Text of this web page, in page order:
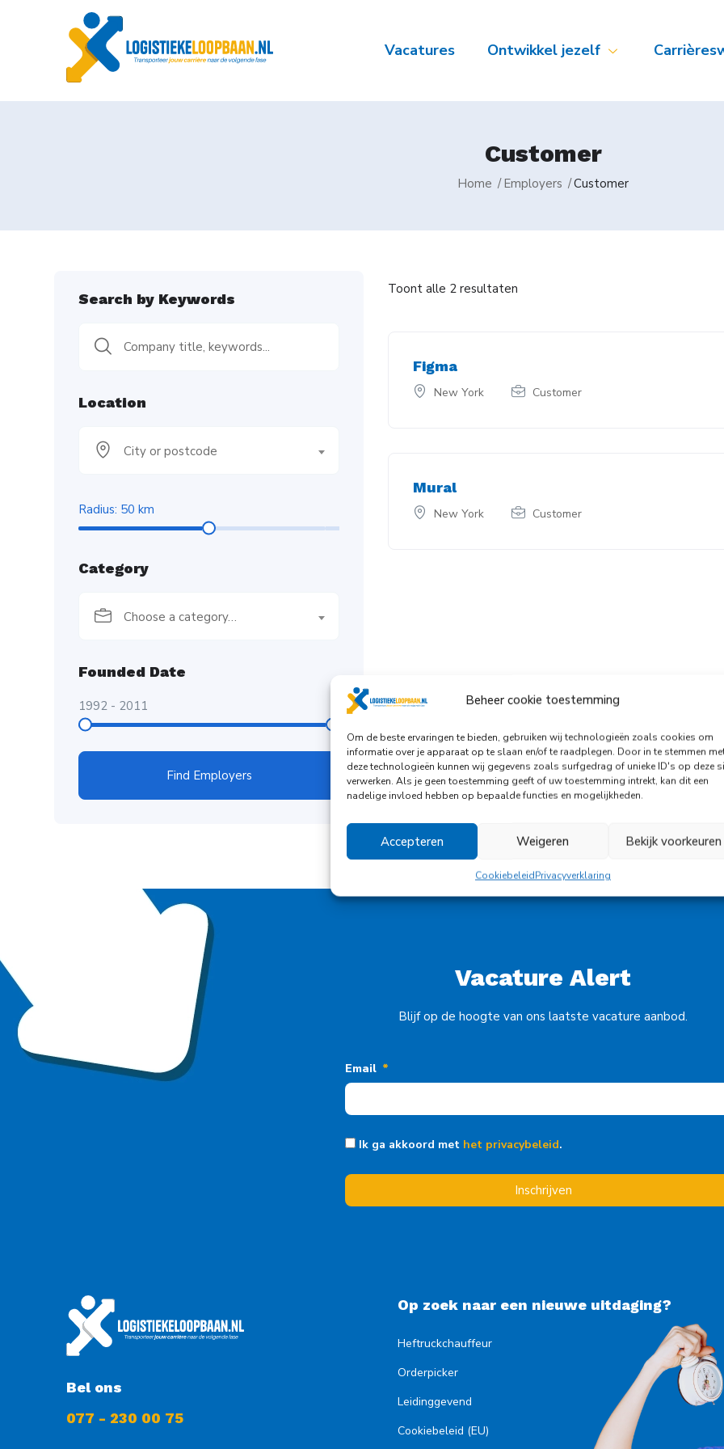
Beheer cookie toestemming
Om de beste ervaringen te bieden, gebruiken wij technologieën zoals cookies om
informatie over je apparaat op te slaan en/of te raadplegen. Door in te stemmen
deze technologieën kunnen wij gegevens zoals surfgedrag of unieke ID's op deze
verwerken. Als je geen toestemming geeft of uw toestemming intrekt, kan dit een
nadelige invloed hebben op bepaalde functies en mogelijkheden.
Accepteren Weigeren Bekijk voorkeuren
CookiebeleidPrivacyverklaring
Vacatures Ontwikkel jezelf
Customer
Home Employers Customer
Search by Keywords
Location
City or postcode
Radius: 50 km
Category
Choose a category…
Founded Date
1992 - 2011
Find Employers
Toont alle 2 resultaten
Figma
New York Customer
Mural
New York Customer
Vacature Alert
Blijf op de hoogte van ons laatste vacature aanbod.
Email
Ik ga akkoord met het privacybeleid.
Inschrijven
Bel ons
077 - 230 00 75
Op zoek naar een nieuwe uitdaging?
Heftruckchauffeur
Orderpicker
Leidinggevend
Cookiebeleid (EU)